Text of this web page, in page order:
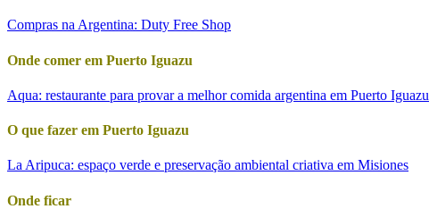
Compras na Argentina: Duty Free Shop
Onde comer em Puerto Iguazu
Aqua: restaurante para provar a melhor comida argentina em Puerto Iguazu
O que fazer em Puerto Iguazu
La Aripuca: espaço verde e preservação ambiental criativa em Misiones
Onde ficar